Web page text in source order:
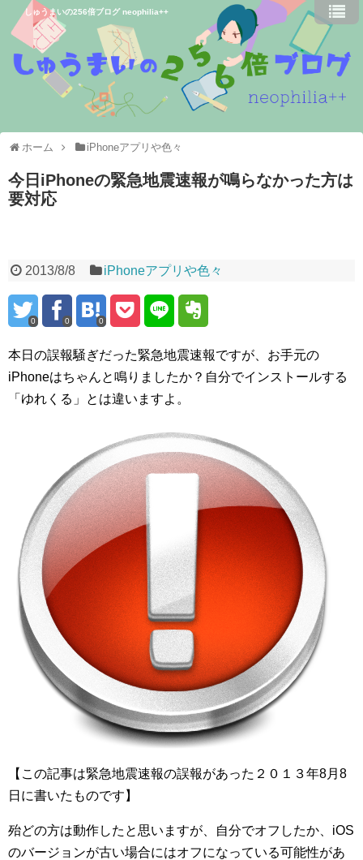
しゅうまいの256倍ブログ neophilia++
ホーム iPhoneアプリや色々
今日iPhoneの緊急地震速報が鳴らなかった方は
要対応
2013/8/8 iPhoneアプリや色々
0 0 0
本日の誤報騒ぎだった緊急地震速報ですが、お手元の
iPhoneはちゃんと鳴りましたか？自分でインストールする
「ゆれくる」とは違いますよ。
【この記事は緊急地震速報の誤報があった２０１３年8月8
日に書いたものです】
殆どの方は動作したと思いますが、自分でオフしたか、iOS
のバージョンが古い場合にはオフになっている可能性があ